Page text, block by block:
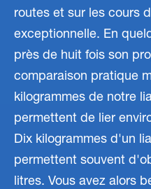
routes et sur les cours
exceptionnelle. En
près de huit fois son
comparaison pratique
kilogrammes de notre
permettent de lier
Dix kilogrammes d'un
permettent souvent
litres. Vous avez alors